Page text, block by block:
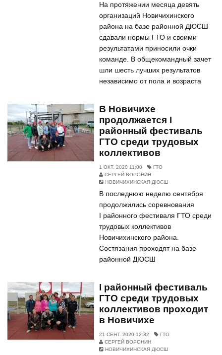
На протяжении месяца девять
организаций Новичихинского
района на базе районной ДЮСШ
сдавали нормы ГТО и своими
результатами приносили очки
команде. В общекомандный зачет
шли шесть лучших результатов
независимо от пола и возраста
В Новичихе
продолжается I
районный фестиваль
ГТО среди трудовых
коллективов
1 ОКТ. 2020 11:00
ГТО
СЕРГЕЙ ВОРОНИН
НОВИЧИХИНСКАЯ ДЮСШ
В последнюю неделю сентября
продолжились соревнования
I районного фестиваля ГТО среди
трудовых коллективов
Новичихинского района.
Состязания проходят на базе
районной ДЮСШ
I районный фестиваль
ГТО среди трудовых
коллективов проходит
в Новичихе
21 СЕНТ. 2020 12:32
ГТО
СЕРГЕЙ ВОРОНИН
НОВИЧИХИНСКАЯ ДЮСШ